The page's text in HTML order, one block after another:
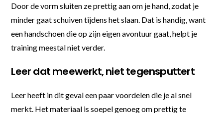
Door de vorm sluiten ze prettig aan om je hand, zodat je
minder gaat schuiven tijdens het slaan. Dat is handig, want
een handschoen die op zijn eigen avontuur gaat, helpt je
training meestal niet verder.
Leer dat meewerkt, niet tegensputtert
Leer heeft in dit geval een paar voordelen die je al snel
merkt. Het materiaal is soepel genoeg om prettig te